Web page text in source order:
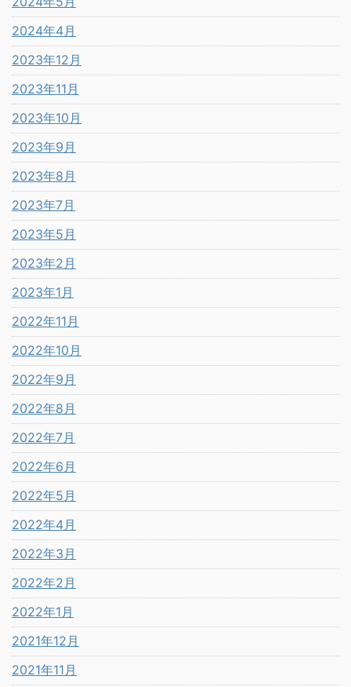
2024年4月
2023年12月
2023年11月
2023年10月
2023年9月
2023年8月
2023年7月
2023年5月
2023年2月
2023年1月
2022年11月
2022年10月
2022年9月
2022年8月
2022年7月
2022年6月
2022年5月
2022年4月
2022年3月
2022年2月
2022年1月
2021年12月
2021年11月